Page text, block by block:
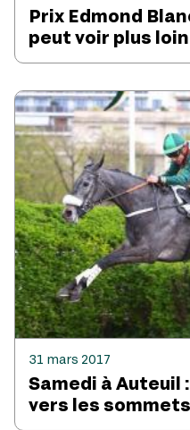
Prix Edmond
peut voir plus loin
31 mars 2017
Samedi à Auteuil
vers les sommets